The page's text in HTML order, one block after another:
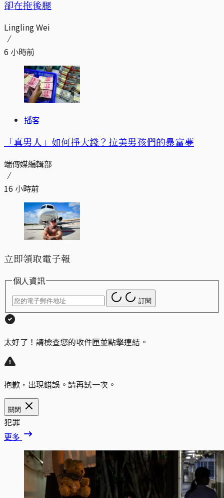
卻在拖後腿
Lingling Wei
6 小時前
播客
「真男人」如何掙大錢？拉美男孩們的暴富夢
端傳媒編輯部
16 小時前
立即領取電子報
個人資訊
訂閱
太好了！請檢查您的收件匣並點擊連結。
抱歉，出現錯誤。請再試一次。
關閉
犯罪
更多